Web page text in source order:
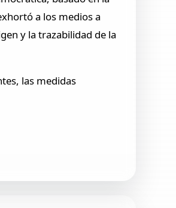
a los medios a
y la trazabilidad de la
las medidas